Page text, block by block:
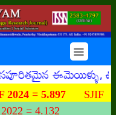
☰
ఊహించని రీతిగా
2024 = 5.897 SJIF
= 4.132